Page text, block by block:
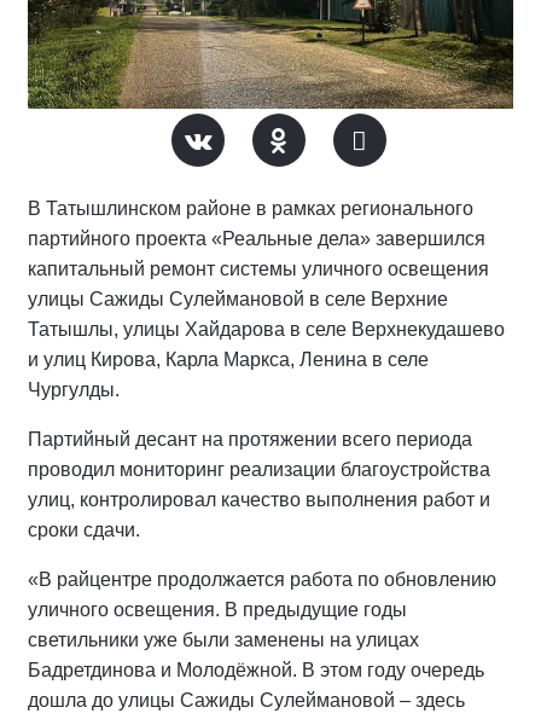
В Татышлинском районе в рамках регионального
партийного проекта «Реальные дела» завершился
капитальный ремонт системы уличного освещения
улицы Сажиды Сулеймановой в селе Верхние
Татышлы, улицы Хайдарова в селе Верхнекудашево
и улиц Кирова, Карла Маркса, Ленина в селе
Чургулды.
Партийный десант на протяжении всего периода
проводил мониторинг реализации благоустройства
улиц, контролировал качество выполнения работ и
сроки сдачи.
«В райцентре продолжается работа по обновлению
уличного освещения. В предыдущие годы
светильники уже были заменены на улицах
Бадретдинова и Молодёжной. В этом году очередь
дошла до улицы Сажиды Сулеймановой – здесь